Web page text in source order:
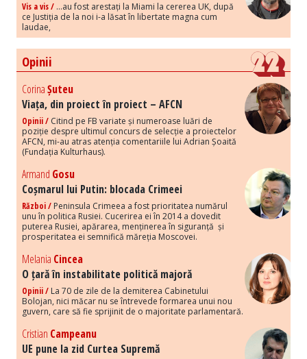
Vis a vis / ...au fost arestați la Miami la cererea UK, după
ce Justiția de la noi i-a lăsat în libertate magna cum
laudae,
Opinii
CorinaȘuteu
Viața, din proiect în proiect – AFCN
Opinii / Citind pe FB variate și numeroase luări de
poziție despre ultimul concurs de selecție a proiectelor
AFCN, mi-au atras atenția comentariile lui Adrian Șoaită
(Fundația Kulturhaus).
Armand Gosu
Coșmarul lui Putin: blocada Crimeei
Război / Peninsula Crimeea a fost prioritatea numărul
unu în politica Rusiei. Cucerirea ei în 2014 a dovedit
puterea Rusiei, apărarea, menținerea în siguranță și
prosperitatea ei semnifică măreția Moscovei.
Melania Cincea
O țară în instabilitate politică majoră
Opinii / La 70 de zile de la demiterea Cabinetului
Bolojan, nici măcar nu se întrevede formarea unui nou
guvern, care să fie sprijinit de o majoritate parlamentară.
Cristian Campeanu
UE pune la zid Curtea Supremă